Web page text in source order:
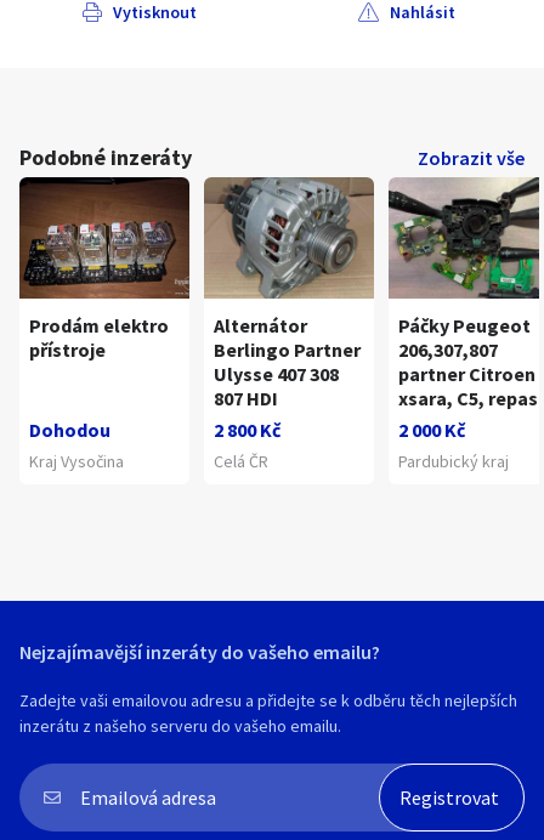
Vytisknout Nahlásit
Podobné inzeráty Zobrazit vše
Prodám elektro
přístroje
Dohodou
Kraj Vysočina
Alternátor
Berlingo Partner
Ulysse 407 308
807 HDI
2 800 Kč
Celá ČR
Páčky Peugeot
206,307,807
partner Citroen
xsara, C5, repas
2 000 Kč
Pardubický kraj
Nejzajímavější inzeráty do vašeho emailu?
Zadejte vaši emailovou adresu a přidejte se k odběru těch nejlepších
inzerátu z našeho serveru do vašeho emailu.